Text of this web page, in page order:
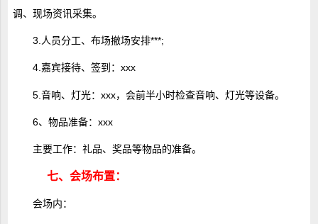
调、现场资讯采集。
3.人员分工、布场撤场安排***;
4.嘉宾接待、签到：xxx
5.音响、灯光：xxx，会前半小时检查音响、灯光等设备。
6、物品准备：xxx
主要工作：礼品、奖品等物品的准备。
七、会场布置：
会场内：